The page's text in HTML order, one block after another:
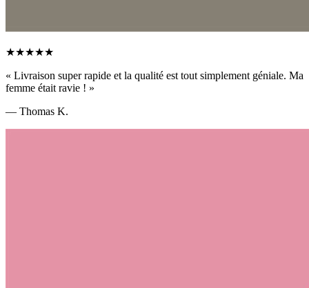
★★★★★
« Livraison super rapide et la qualité est tout simplement géniale. Ma
femme était ravie ! »
— Thomas K.